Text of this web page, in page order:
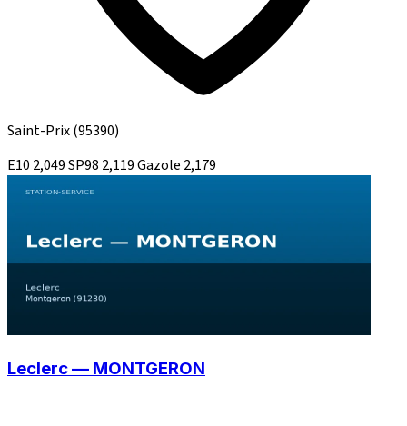
Saint-Prix(95390)
E10 2,049SP98 2,119Gazole 2,179
Leclerc — MONTGERON